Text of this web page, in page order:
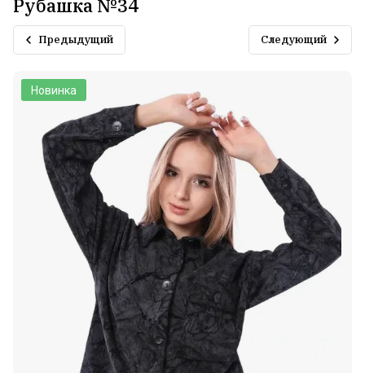
Рубашка №34
Предыдущий Следующий
Новинка